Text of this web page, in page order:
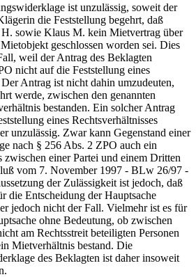
ist unzulässig, soweit der
die Feststellung begehrt, daß
sowie Klaus M. kein Mietvertrag über
geschlossen worden sei. Dies
weil der Antrag des Beklagten
nicht auf die Feststellung eines
Antrag ist nicht dahin umzudeuten,
werde, zwischen den genannten
bestanden. Ein solcher Antrag
eines Rechtsverhältnisses
unzulässig. Zwar kann Gegenstand einer
nach § 256 Abs. 2 ZPO auch ein
zwischen einer Partei und einem Dritten
vom 7. November 1997 - BLw 26/97 -
der Zulässigkeit ist jedoch, daß
die Entscheidung der Hauptsache
jedoch nicht der Fall. Vielmehr ist es für
ohne Bedeutung, ob zwischen
am Rechtsstreit beteiligten Personen
Mietverhältnis bestand. Die
des Beklagten ist daher insoweit